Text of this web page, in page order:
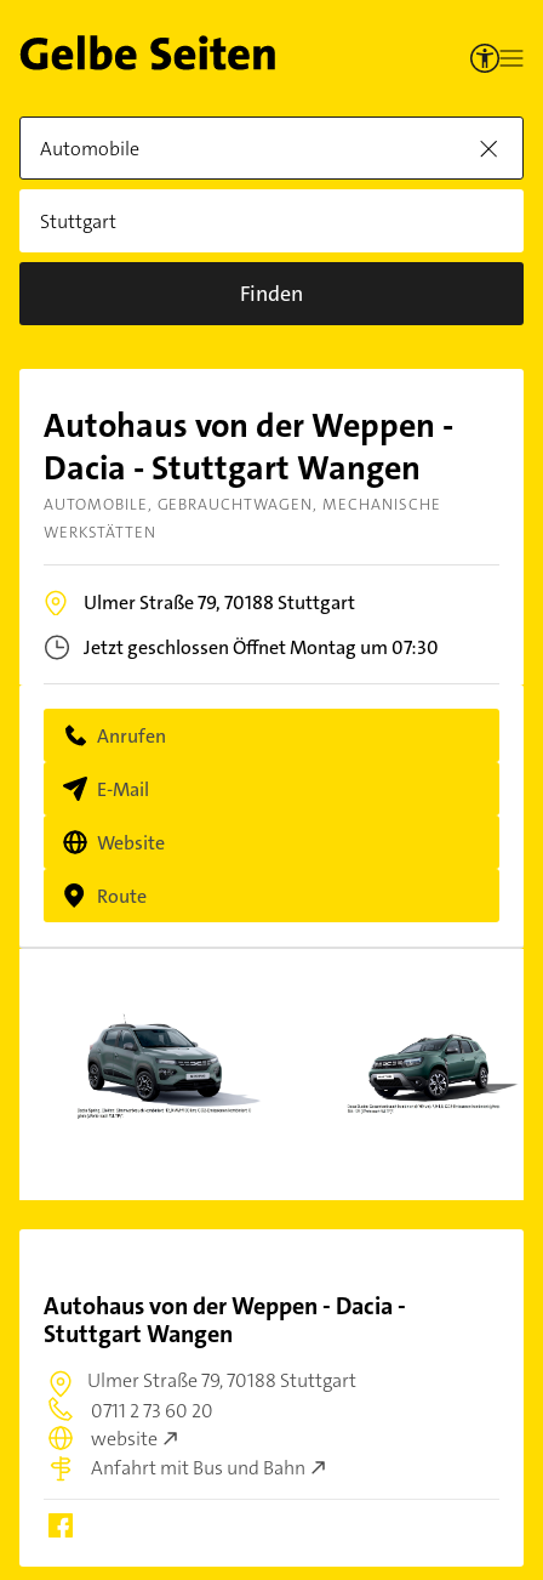
Finden
Autohaus von der Weppen -
Dacia - Stuttgart Wangen
AUTOMOBILE GEBRAUCHTWAGEN MECHANISCHE
WERKSTÄTTEN
Ulmer Straße 79,70188 Stuttgart
Jetzt geschlossenÖffnet Montag um 07:30
Anrufen
E-Mail
Website
Route
Autohaus von der Weppen - Dacia -
Stuttgart Wangen
Ulmer Straße 79,70188 Stuttgart
0711 2 73 60 20
website
Anfahrt mit Bus und Bahn